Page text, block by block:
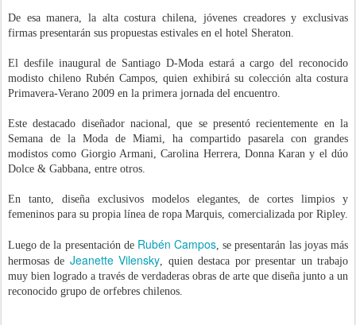
De esa manera, la alta costura chilena, jóvenes creadores y exclusivas
firmas presentarán sus propuestas estivales en el hotel Sheraton.
El desfile inaugural de Santiago D-Moda estará a cargo del reconocido
modisto chileno Rubén Campos, quien exhibirá su colección alta costura
Primavera-Verano 2009 en la primera jornada del encuentro.
Este destacado diseñador nacional, que se presentó recientemente en la
Semana de la Moda de Miami, ha compartido pasarela con grandes
modistos como Giorgio Armani, Carolina Herrera, Donna Karan y el dúo
Dolce & Gabbana, entre otros.
En tanto, diseña exclusivos modelos elegantes, de cortes limpios y
femeninos para su propia línea de ropa Marquis, comercializada por Ripley.
Luego de la presentación de Rubén Campos, se presentarán las joyas más
hermosas de Jeanette Vilensky, quien destaca por presentar un trabajo
muy bien logrado a través de verdaderas obras de arte que diseña junto a un
reconocido grupo de orfebres chilenos.